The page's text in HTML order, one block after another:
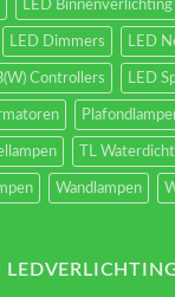
LED Binnenverlichting
LED Dimmers LED
Controllers LED
TL Waterdicht
Wandlampen